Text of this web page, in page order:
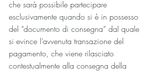
che sarà possibile partecipare
esclusivamente quando si è in possesso
del “documento di consegna” dal quale
si evince l’avvenuta transazione del
pagamento, che viene rilasciato
contestualmente alla consegna della